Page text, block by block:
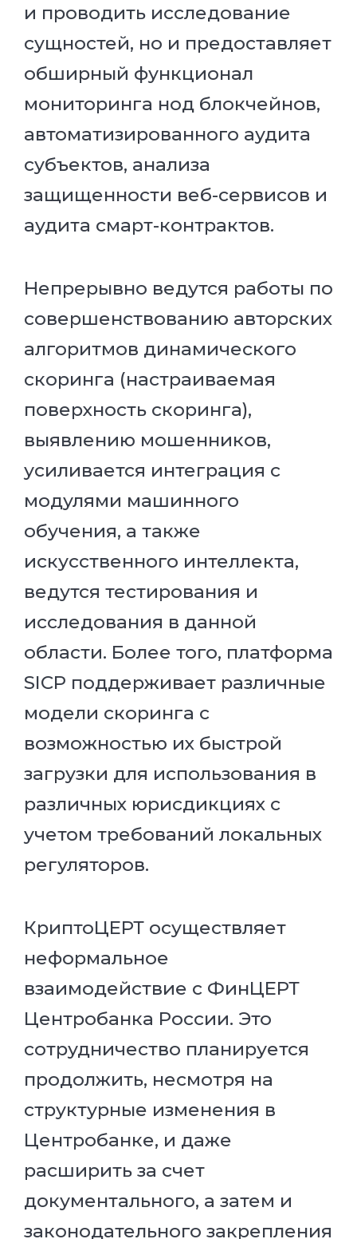
и проводить исследование
сущностей, но и предоставляет
обширный функционал
мониторинга нод блокчейнов,
автоматизированного аудита
субъектов, анализа
защищенности веб-сервисов и
аудита смарт-контрактов.
Непрерывно ведутся работы по
совершенствованию авторских
алгоритмов динамического
скоринга (настраиваемая
поверхность скоринга),
выявлению мошенников,
усиливается интеграция с
модулями машинного
обучения, а также
искусственного интеллекта,
ведутся тестирования и
исследования в данной
области. Более того, платформа
SICP поддерживает различные
модели скоринга с
возможностью их быстрой
загрузки для использования в
различных юрисдикциях с
учетом требований локальных
регуляторов.
КриптоЦЕРТ осуществляет
неформальное
взаимодействие с ФинЦЕРТ
Центробанка России. Это
сотрудничество планируется
продолжить, несмотря на
структурные изменения в
Центробанке, и даже
расширить за счет
документального, а затем и
законодательного закрепления